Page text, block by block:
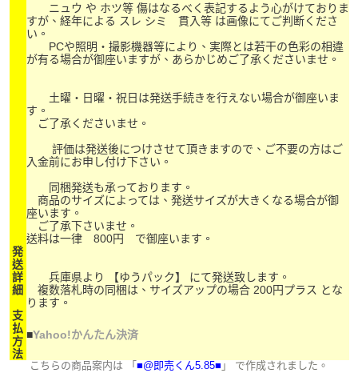
ニュウ や ホツ等 傷はなるべく表記するよう心がけておりま
すが、経年による スレ シミ 貫入等 は画像にてご判断くださ
い。
PCや照明・撮影機器等により、実際とは若干の色彩の相違
が有る場合が御座いますが、あらかじめご了承くださいませ。
土曜・日曜・祝日は発送手続きを行えない場合が御座いま
す。
ご了承くださいませ。
評価は発送後につけさせて頂きますので、ご不要の方はご
入金前にお申し付け下さい。
同梱発送も承っております。
商品のサイズによっては、発送サイズが大きくなる場合が御
座います。
ご了承下さいませ。
発
送
詳
細
送料は一律 800円 で御座います。
兵庫県より 【ゆうパック】 にて発送致します。
複数落札時の同梱は、サイズアップの場合 200円プラス とな
ります。
支
払
方
法
■Yahoo!かんたん決済
こちらの商品案内は 「■@即売くん5.85■ 」 で作成されました。